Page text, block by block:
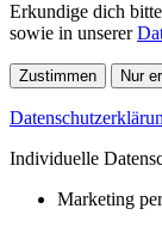
Erkundige dich
sowie in unserer
Zustimmen Nur
Individuelle
Marketing